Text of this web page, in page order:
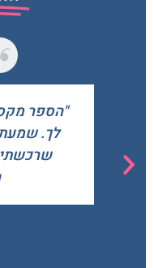
"הספר
לך.
שרכשתי